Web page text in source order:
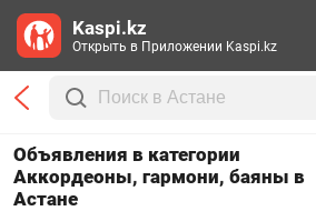
Объявления в категории
Аккордеоны, гармони, баяны в
Астане
Kaspi.kz
Открыть в Приложении Kaspi.kz